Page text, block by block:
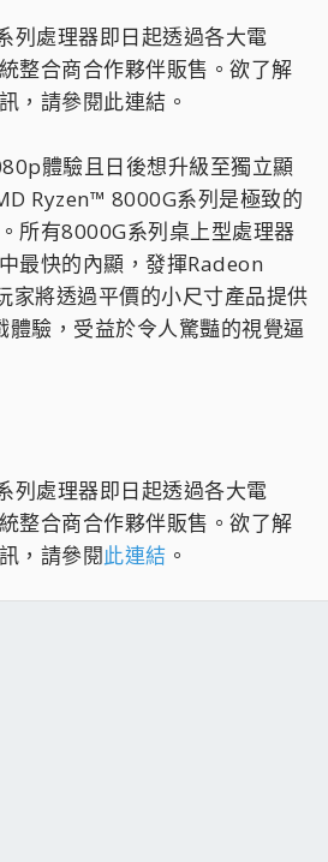
列處理器即日起透過各大電
整合商合作夥伴販售。欲了解
，請參閱此連結。
體驗且日後想升級至獨立顯
Ryzen™ 8000G系列是極致的
所有8000G系列桌上型處理器
最快的內顯，發揮Radeon
家將透過平價的小尺寸產品提供
驗，受益於令人驚豔的視覺逼
列處理器即日起透過各大電
整合商合作夥伴販售。欲了解
，請參閱此連結 。